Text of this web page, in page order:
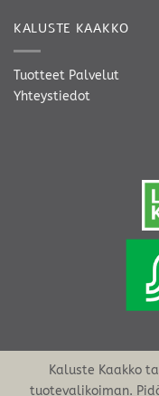
KALUSTE KAAKKO
Tuotteet Palvelut
Yhteystiedot
Kaluste Kaakko
tuotevalikoiman.